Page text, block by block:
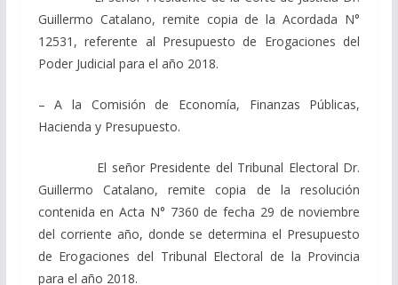
Guillermo Catalano, remite copia de la Acordada N°
12531, referente al Presupuesto de Erogaciones del
Poder Judicial para el año 2018.
– A la Comisión de Economía, Finanzas Públicas,
Hacienda y Presupuesto.
El señor Presidente del Tribunal Electoral Dr.
Guillermo Catalano, remite copia de la resolución
contenida en Acta N° 7360 de fecha 29 de noviembre
del corriente año, donde se determina el Presupuesto
de Erogaciones del Tribunal Electoral de la Provincia
para el año 2018.